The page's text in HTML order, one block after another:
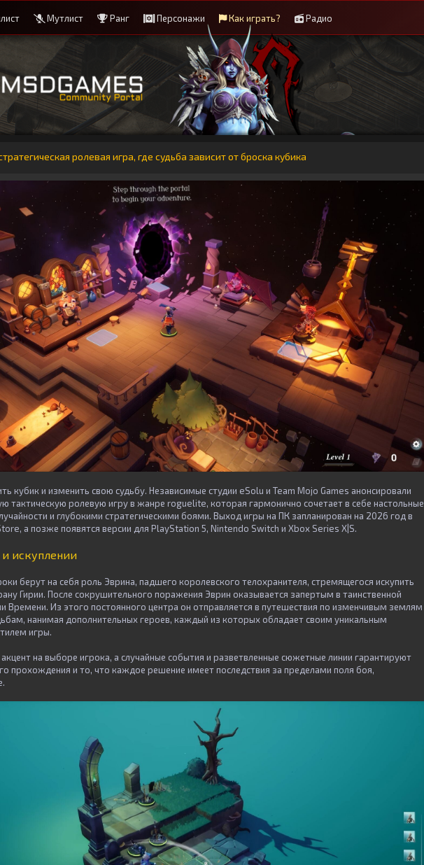
Мутлист Ранг Персонажи Как играть? Радио
ролевая игра, где судьба зависит от броска кубика
кубик и изменить свою судьбу. Независимые студии eSolu и Team Mojo Games анонсировали
тактическую ролевую игру в жанре roguelite, которая гармонично сочетает в себе настольные
и глубокими стратегическими боями. Выход игры на ПК запланирован на 2026 год в
а позже появятся версии для PlayStation 5, Nintendo Switch и Xbox Series X|S.
искуплении
берут на себя роль Эврина, падшего королевского телохранителя, стремящегося искупить
Гирии. После сокрушительного поражения Эврин оказывается запертым в таинственной
Времени. Из этого постоянного центра он отправляется в путешествия по изменчивым землям
нанимая дополнительных героев, каждый из которых обладает своим уникальным
игры.
на выборе игрока, а случайные события и разветвленные сюжетные линии гарантируют
прохождения и то, что каждое решение имеет последствия за пределами поля боя,